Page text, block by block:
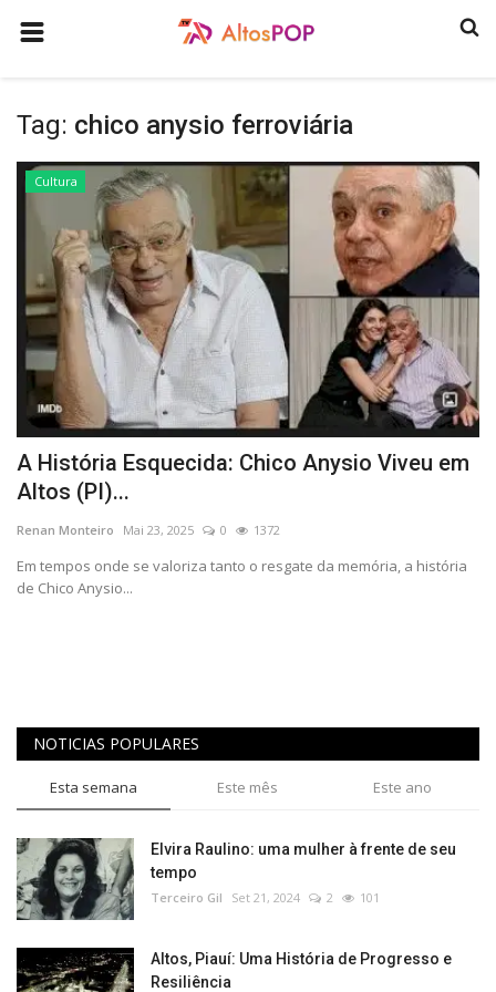
COMO ANUNCIAR
HISTÓRIA
ULTIMAS NOTICIAS
GASTRONOMIA
PROGRAMAS
QUEM SOMOS
CONTATO
CULTURA
CONECTE-SE
Tag: chico anysio ferroviária
Cultura
A História Esquecida: Chico Anysio Viveu em
Altos (PI)...
Renan Monteiro Mai 23, 2025 0 1372
Em tempos onde se valoriza tanto o resgate da memória, a história
de Chico Anysio...
NOTICIAS POPULARES
Esta semana Este mês Este ano
Elvira Raulino: uma mulher à frente de seu
tempo
Terceiro Gil Set 21, 2024 2 101
Altos, Piauí: Uma História de Progresso e
Resiliência